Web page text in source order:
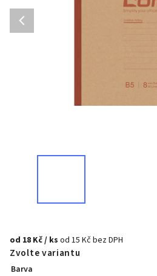
od 18 Kč/ ks od 15 Kčbez DPH
Zvolte variantu
Barva